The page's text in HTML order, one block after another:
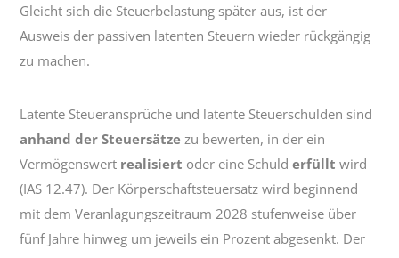
Gleicht sich die Steuerbelastung später aus, ist der
Ausweis der passiven latenten Steuern wieder rückgängig
zu machen.
Latente Steueransprüche und latente Steuerschulden sind
anhand der Steuersätze zu bewerten, in der ein
Vermögenswert realisiert oder eine Schulderfüllt wird
(IAS 12.47). Der Körperschaftsteuersatz wird beginnend
mit dem Veranlagungszeitraum 2028 stufenweise über
fünf Jahre hinweg um jeweils ein Prozent abgesenkt. Der